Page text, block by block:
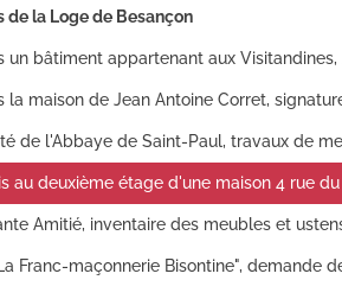
de la Loge de Besançon